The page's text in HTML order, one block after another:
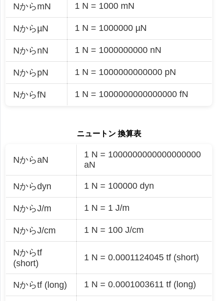
NからmN 1 N = 1000 mN
NからµN 1 N = 1000000 µN
NからnN 1 N = 1000000000 nN
NからpN 1 N = 1000000000000 pN
NからfN 1 N = 1000000000000000 fN
ニュートン 換算表
NからaN
1 N = 1000000000000000000
aN
Nからdyn 1 N = 100000 dyn
NからJ/m 1 N = 1 J/m
NからJ/cm 1 N = 100 J/cm
Nからtf
(short)
1 N = 0.0001124045 tf (short)
Nからtf (long) 1 N = 0.0001003611 tf (long)